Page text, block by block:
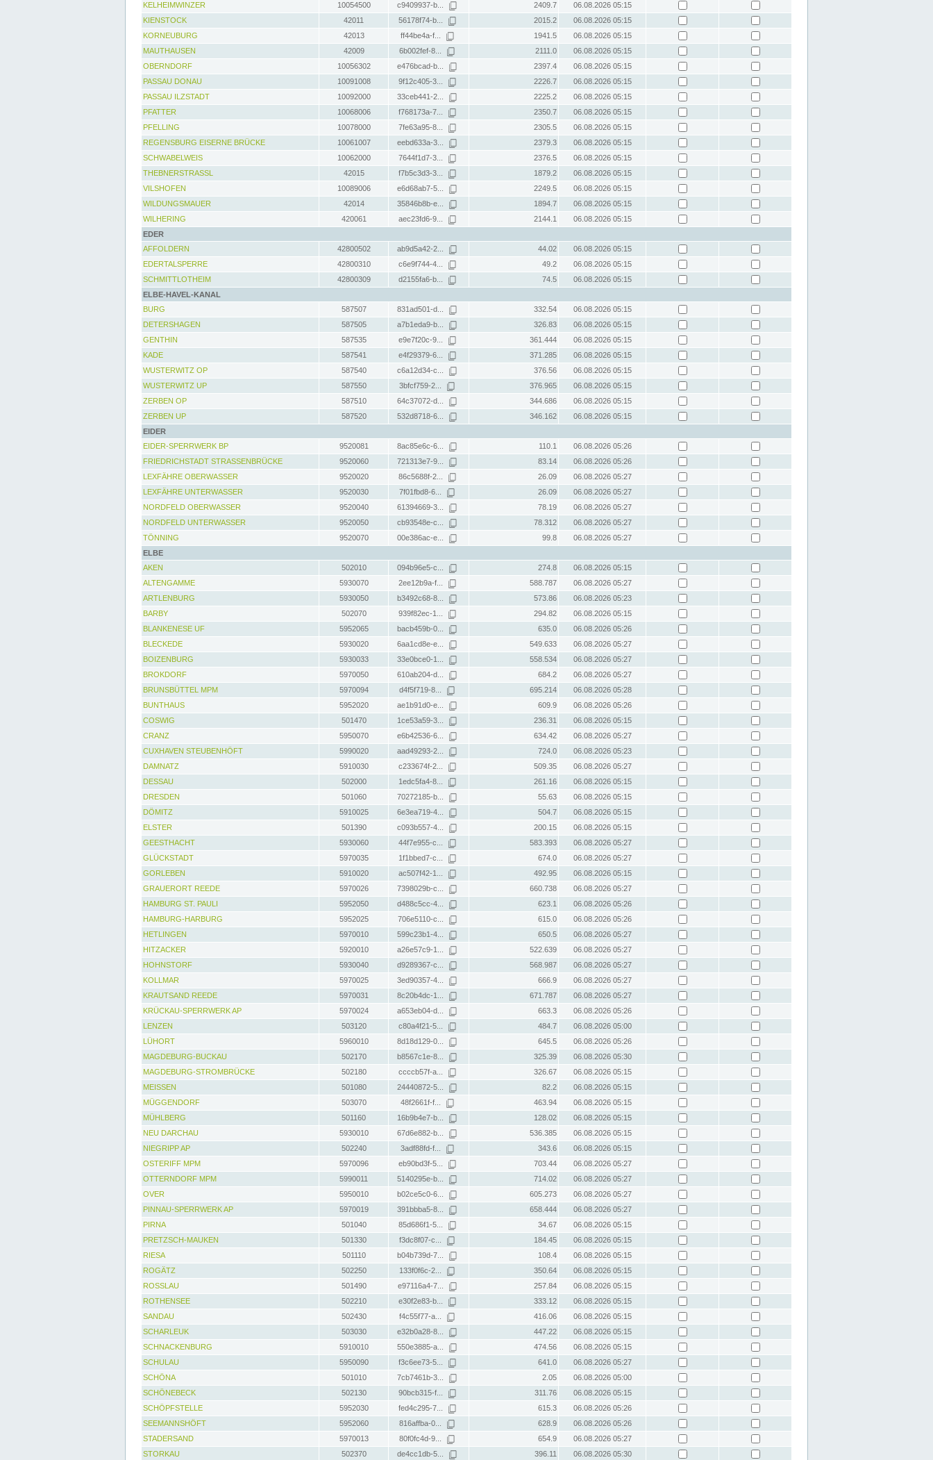
KELHEIMWINZER
10054500 c9409937-b... 2409.7
06.08.2026 05:15
KIENSTOCK
42011 56178f74-b... 2015.2
06.08.2026 05:15
KORNEUBURG
42013 ff44be4a-f... 1941.5
06.08.2026 05:15
MAUTHAUSEN
42009 6b002fef-8... 2111.0
06.08.2026 05:15
OBERNDORF
10056302 e476bcad-b... 2397.4
06.08.2026 05:15
PASSAU DONAU
10091008 9f12c405-3... 2226.7
06.08.2026 05:15
PASSAU ILZSTADT
10092000 33ceb441-2... 2225.2
06.08.2026 05:15
PFATTER
10068006 f768173a-7... 2350.7
06.08.2026 05:15
PFELLING
10078000 7fe63a95-8... 2305.5
06.08.2026 05:15
REGENSBURG EISERNE BRÜCKE
10061007 eebd633a-3... 2379.3
06.08.2026 05:15
SCHWABELWEIS
10062000 7644f1d7-3... 2376.5
06.08.2026 05:15
THEBNERSTRASSL
42015 f7b5c3d3-3... 1879.2
06.08.2026 05:15
VILSHOFEN
10089006 e6d68ab7-5... 2249.5
06.08.2026 05:15
WILDUNGSMAUER
42014 35846b8b-e... 1894.7
06.08.2026 05:15
WILHERING
420061 aec23fd6-9... 2144.1
06.08.2026 05:15
EDER
AFFOLDERN
42800502 ab9d5a42-2... 44.02
06.08.2026 05:15
EDERTALSPERRE
42800310 c6e9f744-4... 49.2
06.08.2026 05:15
SCHMITTLOTHEIM
42800309 d2155fa6-b... 74.5
06.08.2026 05:15
ELBE-HAVEL-KANAL
BURG
587507 831ad501-d... 332.54
06.08.2026 05:15
DETERSHAGEN
587505 a7b1eda9-b... 326.83
06.08.2026 05:15
GENTHIN
587535 e9e7f20c-9... 361.444
06.08.2026 05:15
KADE
587541 e4f29379-6... 371.285
06.08.2026 05:15
WUSTERWITZ OP
587540 c6a12d34-c... 376.56
06.08.2026 05:15
WUSTERWITZ UP
587550 3bfcf759-2... 376.965
06.08.2026 05:15
ZERBEN OP
587510 64c37072-d... 344.686
06.08.2026 05:15
ZERBEN UP
587520 532d8718-6... 346.162
06.08.2026 05:15
EIDER
EIDER-SPERRWERK BP
9520081 8ac85e6c-6... 110.1
06.08.2026 05:26
FRIEDRICHSTADT STRASSENBRÜCKE
9520060 721313e7-9... 83.14
06.08.2026 05:26
LEXFÄHRE OBERWASSER
9520020 86c5688f-2... 26.09
06.08.2026 05:27
LEXFÄHRE UNTERWASSER
9520030 7f01fbd8-6... 26.09
06.08.2026 05:27
NORDFELD OBERWASSER
9520040 61394669-3... 78.19
06.08.2026 05:27
NORDFELD UNTERWASSER
9520050 cb93548e-c... 78.312
06.08.2026 05:27
TÖNNING
9520070 00e386ac-e... 99.8
06.08.2026 05:27
ELBE
AKEN
502010 094b96e5-c... 274.8
06.08.2026 05:15
ALTENGAMME
5930070 2ee12b9a-f... 588.787
06.08.2026 05:27
ARTLENBURG
5930050 b3492c68-8... 573.86
06.08.2026 05:23
BARBY
502070 939f82ec-1... 294.82
06.08.2026 05:15
BLANKENESE UF
5952065 bacb459b-0... 635.0
06.08.2026 05:26
BLECKEDE
5930020 6aa1cd8e-e... 549.633
06.08.2026 05:27
BOIZENBURG
5930033 33e0bce0-1... 558.534
06.08.2026 05:27
BROKDORF
5970050 610ab204-d... 684.2
06.08.2026 05:27
BRUNSBÜTTEL MPM
5970094 d4f5f719-8... 695.214
06.08.2026 05:28
BUNTHAUS
5952020 ae1b91d0-e... 609.9
06.08.2026 05:26
COSWIG
501470 1ce53a59-3... 236.31
06.08.2026 05:15
CRANZ
5950070 e6b42536-6... 634.42
06.08.2026 05:27
CUXHAVEN STEUBENHÖFT
5990020 aad49293-2... 724.0
06.08.2026 05:23
DAMNATZ
5910030 c233674f-2... 509.35
06.08.2026 05:27
DESSAU
502000 1edc5fa4-8... 261.16
06.08.2026 05:15
DRESDEN
501060 70272185-b... 55.63
06.08.2026 05:15
DÖMITZ
5910025 6e3ea719-4... 504.7
06.08.2026 05:15
ELSTER
501390 c093b557-4... 200.15
06.08.2026 05:15
GEESTHACHT
5930060 44f7e955-c... 583.393
06.08.2026 05:27
GLÜCKSTADT
5970035 1f1bbed7-c... 674.0
06.08.2026 05:27
GORLEBEN
5910020 ac507f42-1... 492.95
06.08.2026 05:15
GRAUERORT REEDE
5970026 7398029b-c... 660.738
06.08.2026 05:27
HAMBURG ST. PAULI
5952050 d488c5cc-4... 623.1
06.08.2026 05:26
HAMBURG-HARBURG
5952025 706e5110-c... 615.0
06.08.2026 05:26
HETLINGEN
5970010 599c23b1-4... 650.5
06.08.2026 05:27
HITZACKER
5920010 a26e57c9-1... 522.639
06.08.2026 05:27
HOHNSTORF
5930040 d9289367-c... 568.987
06.08.2026 05:27
KOLLMAR
5970025 3ed90357-4... 666.9
06.08.2026 05:27
KRAUTSAND REEDE
5970031 8c20b4dc-1... 671.787
06.08.2026 05:27
KRÜCKAU-SPERRWERK AP
5970024 a653eb04-d... 663.3
06.08.2026 05:26
LENZEN
503120 c80a4f21-5... 484.7
06.08.2026 05:00
LÜHORT
5960010 8d18d129-0... 645.5
06.08.2026 05:26
MAGDEBURG-BUCKAU
502170 b8567c1e-8... 325.39
06.08.2026 05:30
MAGDEBURG-STROMBRÜCKE
502180 ccccb57f-a... 326.67
06.08.2026 05:15
MEISSEN
501080 24440872-5... 82.2
06.08.2026 05:15
MÜGGENDORF
503070 48f2661f-f... 463.94
06.08.2026 05:15
MÜHLBERG
501160 16b9b4e7-b... 128.02
06.08.2026 05:15
NEU DARCHAU
5930010 67d6e882-b... 536.385
06.08.2026 05:15
NIEGRIPP AP
502240 3adf88fd-f... 343.6
06.08.2026 05:15
OSTERIFF MPM
5970096 eb90bd3f-5... 703.44
06.08.2026 05:27
OTTERNDORF MPM
5990011 5140295e-b... 714.02
06.08.2026 05:27
OVER
5950010 b02ce5c0-6... 605.273
06.08.2026 05:27
PINNAU-SPERRWERK AP
5970019 391bbba5-8... 658.444
06.08.2026 05:27
PIRNA
501040 85d686f1-5... 34.67
06.08.2026 05:15
PRETZSCH-MAUKEN
501330 f3dc8f07-c... 184.45
06.08.2026 05:15
RIESA
501110 b04b739d-7... 108.4
06.08.2026 05:15
ROGÄTZ
502250 133f0f6c-2... 350.64
06.08.2026 05:15
ROSSLAU
501490 e97116a4-7... 257.84
06.08.2026 05:15
ROTHENSEE
502210 e30f2e83-b... 333.12
06.08.2026 05:15
SANDAU
502430 f4c55f77-a... 416.06
06.08.2026 05:15
SCHARLEUK
503030 e32b0a28-8... 447.22
06.08.2026 05:15
SCHNACKENBURG
5910010 550e3885-a... 474.56
06.08.2026 05:15
SCHULAU
5950090 f3c6ee73-5... 641.0
06.08.2026 05:27
SCHÖNA
501010 7cb7461b-3... 2.05
06.08.2026 05:00
SCHÖNEBECK
502130 90bcb315-f... 311.76
06.08.2026 05:15
SCHÖPFSTELLE
5952030 fed4c295-7... 615.3
06.08.2026 05:26
SEEMANNSHÖFT
5952060 816affba-0... 628.9
06.08.2026 05:26
STADERSAND
5970013 80f0fc4d-9... 654.9
06.08.2026 05:27
STORKAU
502370 de4cc1db-5... 396.11 06.08.2026 05:30